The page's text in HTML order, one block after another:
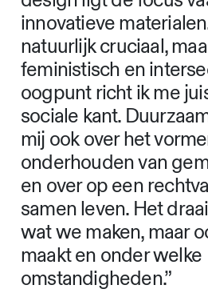
innovatieve
natuurlijk cruciaal,
feministisch en
oogpunt richt ik me
sociale kant.
mij ook over het
onderhouden van
en over op een
samen leven. Het
wat we maken, maar
maakt en onder welke
omstandigheden.”